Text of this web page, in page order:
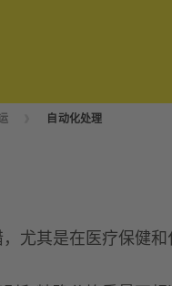
自动化处理
尤其是在医疗保健